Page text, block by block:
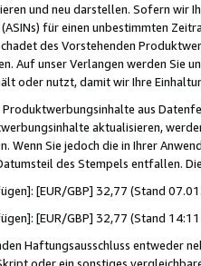
und neu darstellen. Sofern wir
für einen unbestimmten
des Vorstehenden
Auf unser Verlangen werden Sie
oder nutzt, damit wir Ihre
aus
aktualisieren,
Wenn Sie jedoch die in Ihrer
des Stempels entfallen.
[EUR/GBP] 32,77 (Stand
[EUR/GBP] 32,77 (Stand
Haftungsausschluss entweder
oder ein sonstiges